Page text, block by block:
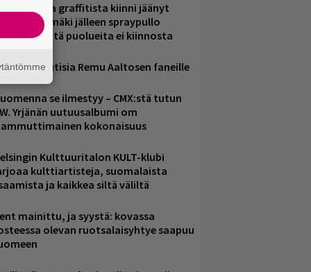
graffitista kiinni jäänyt
Arhinmäki jälleen spraypullo
– näitä puolueita ei kiinnosta
uutisia Remu Aaltosen faneille
se ilmestyy – CMX:stä tutun
Yrjänän uutuusalbumi om
kokonaisuus
Kulttuuritalon KULT-klubi
kulttiartisteja, suomalaista
ja kaikkea siltä väliltä
mainittu, ja syystä: kovassa
olevan ruotsalaisyhtye saapuu